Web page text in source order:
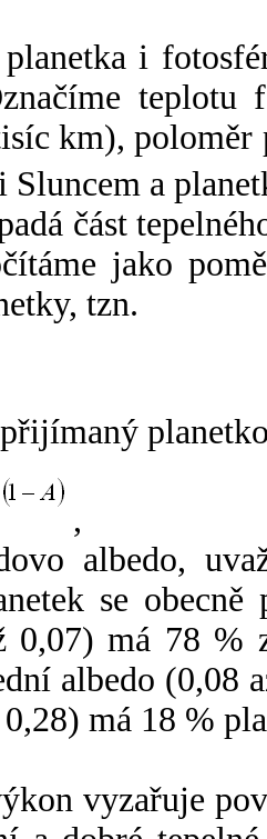
planetka i
km),
Sluncem a
část
jako
tzn.
,
albedo,
se
0,07) má 78 %
albedo (0,08
má 18 %
vyzařuje